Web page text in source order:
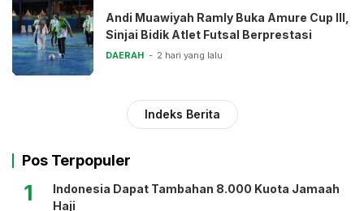
Andi Muawiyah Ramly Buka Amure Cup III,
Sinjai Bidik Atlet Futsal Berprestasi
DAERAH 2 hari yang lalu
Indeks Berita
Pos Terpopuler
1
Indonesia Dapat Tambahan 8.000 Kuota Jamaah
Haji